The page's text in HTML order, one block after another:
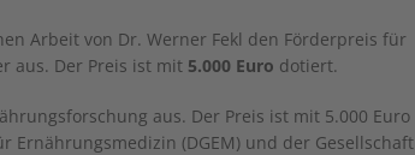
Arbeit von Dr. Werner Fekl den Förderpreis für
aus. Der Preis ist mit 5.000 Euro dotiert.
aus. Der Preis ist mit 5.000 Euro
(DGEM) und der Gesellschaft